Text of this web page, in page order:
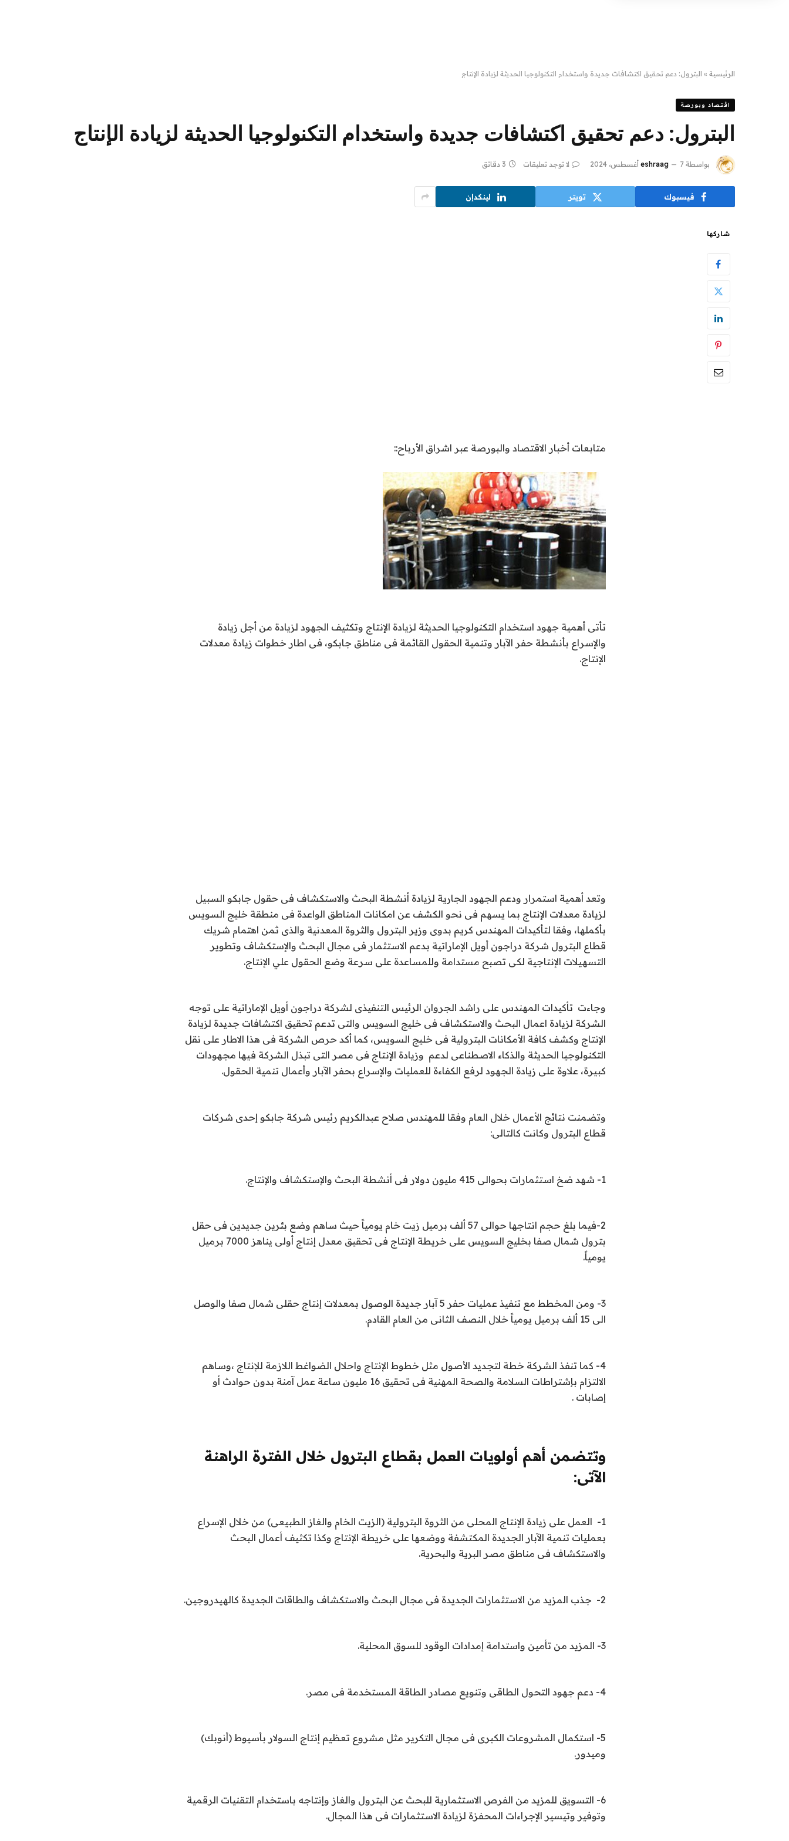
الرئيسية » البترول: دعم تحقيق اكتشافات جديدة واستخدام التكنولوجيا الحديثة لزيادة الإنتاج
اقتصاد وبورصة
البترول: دعم تحقيق اكتشافات جديدة واستخدام التكنولوجيا الحديثة لزيادة الإنتاج
بواسطة eshraag 7 أغسطس، 2024 لا توجد تعليقات 3 دقائق
فيسبوك تويتر لينكدإن
شاركها
متابعات أخبار الاقتصاد والبورصة عبر اشراق الأرباح::
تأتى أهمية جهود استخدام التكنولوجيا الحديثة لزيادة الإنتاج وتكثيف الجهود لزيادة من أجل زيادة
والإسراع بأنشطة حفر الآبار وتنمية الحقول القائمة فى مناطق جابكو، فى اطار خطوات زيادة معدلات
الإنتاج.
وتعد أهمية استمرار ودعم الجهود الجارية لزيادة أنشطة البحث والاستكشاف فى حقول جابكو السبيل
لزيادة معدلات الإنتاج بما يسهم فى نحو الكشف عن امكانات المناطق الواعدة فى منطقة خليج السويس
بأكملها، وفقا لتأكيدات المهندس كريم بدوى وزير البترول والثروة المعدنية والذى ثمن اهتمام شريك
قطاع البترول شركة دراجون أويل الإماراتية بدعم الاستثمار فى مجال البحث والإستكشاف وتطوير
التسهيلات الإنتاجية لكى تصبح مستدامة وللمساعدة على سرعة وضع الحقول علي الإنتاج.
وجاءت تأكيدات المهندس على راشد الجروان الرئيس التنفيذى لشركة دراجون أويل الإماراتية على توجه
الشركة لزيادة اعمال البحث والاستكشاف فى خليج السويس والتى تدعم تحقيق اكتشافات جديدة لزيادة
الإنتاج وكشف كافة الأمكانات البترولية فى خليج السويس، كما أكد حرص الشركة فى هذا الاطار على نقل
التكنولوجيا الحديثة والذكاء الاصطناعى لدعم وزيادة الإنتاج فى مصر التى تبذل الشركة فيها مجهودات
كبيرة، علاوة على زيادة الجهود لرفع الكفاءة للعمليات والإسراع بحفر الآبار وأعمال تنمية الحقول.
وتضمنت نتائج الأعمال خلال العام وفقا للمهندس صلاح عبدالكريم رئيس شركة جابكو إحدى شركات
قطاع البترول وكانت كالتالى:
1- شهد ضخ استثمارات بحوالى 415 مليون دولار فى أنشطة البحث والإستكشاف والإنتاج.
2-فيما بلغ حجم انتاجها حوالى 57 ألف برميل زيت خام يومياً حيث ساهم وضع بئرين جديدين فى حقل
بترول شمال صفا بخليج السويس على خريطة الإنتاج فى تحقيق معدل إنتاج أولى يناهز 7000 برميل
يومياً.
3- ومن المخطط مع تنفيذ عمليات حفر 5 آبار جديدة الوصول بمعدلات إنتاج حقلى شمال صفا والوصل
الى 15 ألف برميل يومياً خلال النصف الثانى من العام القادم.
4- كما تنفذ الشركة خطة لتجديد الأصول مثل خطوط الإنتاج واحلال الضواغط اللازمة للإنتاج ،وساهم
الالتزام بإشتراطات السلامة والصحة المهنية فى تحقيق 16 مليون ساعة عمل آمنة بدون حوادث أو
إصابات .
وتتضمن أهم أولويات العمل بقطاع البترول خلال الفترة الراهنة
الآتى:
1- العمل على زيادة الإنتاج المحلى من الثروة البترولية (الزيت الخام والغاز الطبيعى) من خلال الإسراع
بعمليات تنمية الآبار الجديدة المكتشفة ووضعها على خريطة الإنتاج وكذا تكثيف أعمال البحث
والاستكشاف فى مناطق مصر البرية والبحرية.
2- جذب المزيد من الاستثمارات الجديدة فى مجال البحث والاستكشاف والطاقات الجديدة كالهيدروجين.
3- المزيد من تأمين واستدامة إمدادات الوقود للسوق المحلية.
4- دعم جهود التحول الطاقى وتنويع مصادر الطاقة المستخدمة فى مصر.
5- استكمال المشروعات الكبرى فى مجال التكرير مثل مشروع تعظيم إنتاج السولار بأسيوط (أنوبك)
وميدور.
6- التسويق للمزيد من الفرص الاستثمارية للبحث عن البترول والغاز وإنتاجه باستخدام التقنيات الرقمية
وتوفير وتيسير الإجراءات المحفزة لزيادة الاستثمارات فى هذا المجال.